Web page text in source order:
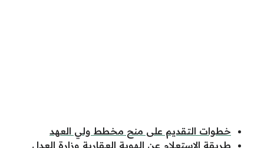
خطوات التقديم على منح مخطط ولي العهد
طريقة الاستعلام عن الهوية العقارية وزارة العدل